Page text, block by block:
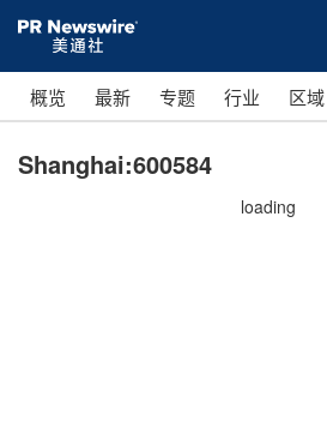
概览 最新 专题 行业 区域
Shanghai:600584
loading